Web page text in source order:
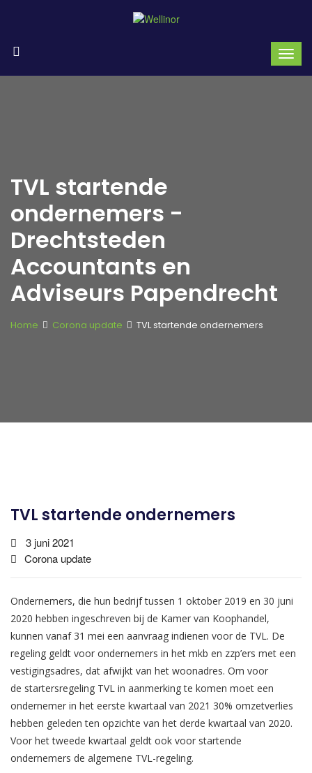
TVL startende
ondernemers -
Drechtsteden
Accountants en
Adviseurs Papendrecht
Home Corona update TVL startende ondernemers
TVL startende ondernemers
3 juni 2021
Corona update
Ondernemers, die hun bedrijf tussen 1 oktober 2019 en 30 juni
2020 hebben ingeschreven bij de Kamer van Koophandel,
kunnen vanaf 31 mei een aanvraag indienen voor de TVL. De
regeling geldt voor ondernemers in het mkb en zzp’ers met een
vestigingsadres, dat afwijkt van het woonadres. Om voor
de startersregeling TVL in aanmerking te komen moet een
ondernemer in het eerste kwartaal van 2021 30% omzetverlies
hebben geleden ten opzichte van het derde kwartaal van 2020.
Voor het tweede kwartaal geldt ook voor startende
ondernemers de algemene TVL-regeling.